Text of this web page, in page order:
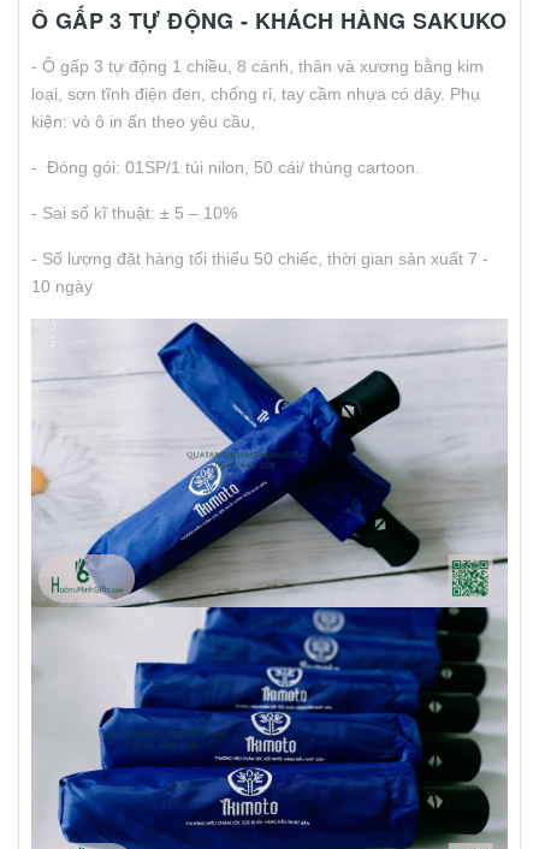
Ô GẤP 3 TỰ ĐỘNG - KHÁCH HÀNG SAKUKO
- Ô gấp 3 tự động 1 chiều, 8 cánh, thân và xương bằng kim
loại, sơn tĩnh điện đen, chống rỉ, tay cầm nhựa có dây. Phụ
kiện: vỏ ô in ấn theo yêu cầu,
- Đóng gói: 01SP/1 túi nilon, 50 cái/ thùng cartoon.
- Sai số kĩ thuật: ± 5 – 10%
- Số lượng đặt hàng tối thiểu 50 chiếc, thời gian sản xuất 7 -
10 ngày